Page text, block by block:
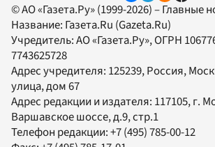
© АО «Газета.Ру» (1999-2026) – Главные
Название: Газета.Ru (Gazeta.Ru)
Учредитель:АО «Газета.Ру», ОГРН
7743625728
Адрес учредителя: 125239, Россия,
улица, дом 67
Адрес редакции и издателя: 117105, г.
Варшавское шоссе, д.9, стр.1
Телефон редакции:+7 (495) 785-00-12